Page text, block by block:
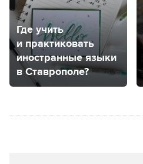
Где учить
и практиковать
иностранные языки
в Ставрополе?